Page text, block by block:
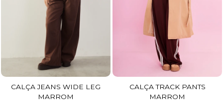
CALÇA JEANS WIDE LEG
MARROM
CALÇA TRACK PANTS
MARROM